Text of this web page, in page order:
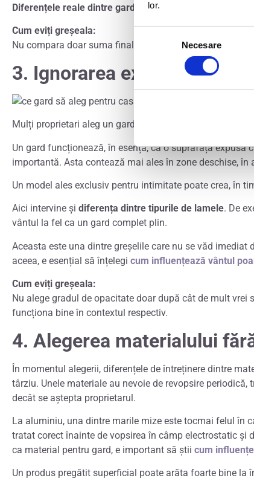
lor.
consimțământului
Necesare
Diferențele reale dintre garduri nu se văd întotdeauna
Cum eviți greșeala:
Nu compara doar suma finală. Compară și ce primești
3. Ignorarea expunerii la vânt
Mulți proprietari aleg un gard foarte opac fără să se
Un gard funcționează, în esență, ca o suprafață
importantă. Asta contează mai ales în zone deschise,
Un model ales exclusiv pentru intimitate poate crea, în
Aici intervine și diferența dintre tipurile de lamele. De
vântul la fel ca un gard complet plin.
Aceasta este una dintre greșelile care nu se văd
aceea, e esențial să înțelegi cum influențează vântul
Cum eviți greșeala:
Nu alege gradul de opacitate doar după cât de mult
funcționa bine în contextul respectiv.
4. Alegerea materialului
În momentul alegerii, diferențele de întreținere dintre
târziu. Unele materiale au nevoie de revopsire
decât se aștepta proprietarul.
La aluminiu, una dintre marile mize este tocmai felul în
tratat corect înainte de vopsirea în câmp electrostatic și
ca material pentru gard, e important să știi cum
Un produs pregătit superficial poate arăta foarte bine la